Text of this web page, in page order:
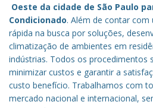
Oeste da cidade de São Paulo
Condicionado. Além de contar
rápida na busca por soluções,
climatização de ambientes em
indústrias. Todos os procedimentos
minimizar custos e garantir a
custo benefício. Trabalhamos com
mercado nacional e internacional,